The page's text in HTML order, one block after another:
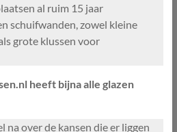
al ruim 15 jaar
schuifwanden, zowel kleine
grote klussen voor
heeft bijna alle glazen
na over de kansen die er liggen